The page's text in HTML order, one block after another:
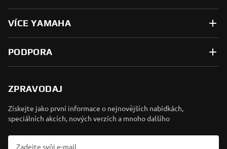
VÍCE YAMAHA
PODPORA
ZPRAVODAJ
Získejte jako první informace o nejnovějších nabídkách,
speciálních akcích, nových verzích a mnoho dalšího